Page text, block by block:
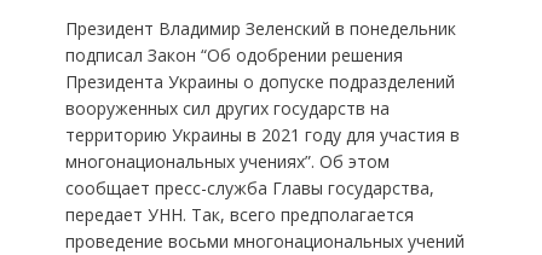
Президент Владимир Зеленский в понедельник
подписал Закон “Об одобрении решения
Президента Украины о допуске подразделений
вооруженных сил других государств на
территорию Украины в 2021 году для участия в
многонациональных учениях”. Об этом
сообщает пресс-служба Главы государства,
передает УНН. Так, всего предполагается
проведение восьми многонациональных учений